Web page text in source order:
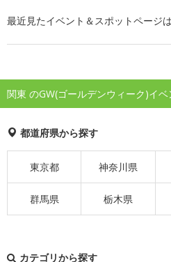
最近見たイベント＆スポットページ
関東 のGW(ゴールデンウィーク)イ
都道府県から探す
東京都 神奈川県
群馬県 栃木県
カテゴリから探す